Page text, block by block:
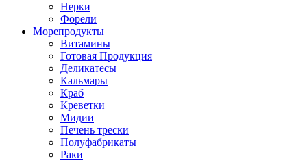
Нерки
Форели
Морепродукты
Витамины
Готовая Продукция
Деликатесы
Кальмары
Краб
Креветки
Мидии
Печень трески
Полуфабрикаты
Раки